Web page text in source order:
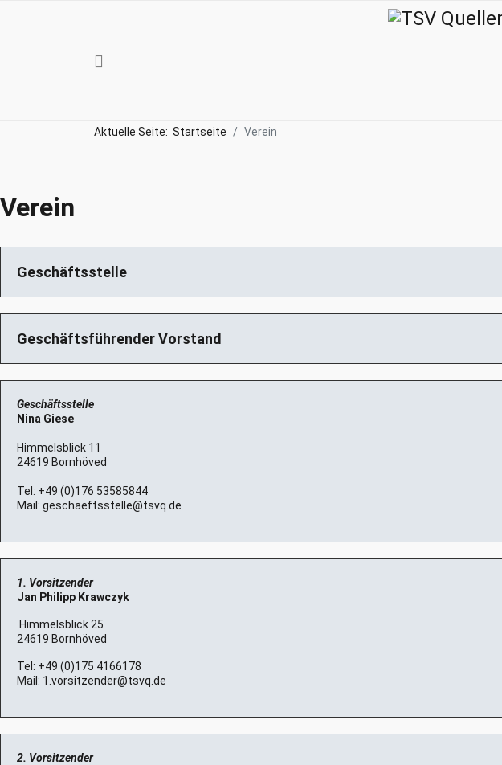
Aktuelle Seite: Startseite Verein
Verein
Geschäftsstelle
Geschäftsführender Vorstand
Geschäftsstelle
Nina Giese
Himmelsblick 11
24619 Bornhöved
Tel: +49 (0)176 53585844
Mail: geschaeftsstelle@tsvq.de
1. Vorsitzender
Jan Philipp Krawczyk
Himmelsblick 25
24619 Bornhöved
Tel: +49 (0)175 4166178
Mail: 1.vorsitzender@tsvq.de
2. Vorsitzender